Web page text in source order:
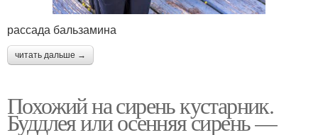
рассада бальзамина
читать дальше →
Похожий на сирень кустарник.
Буддлея или осенняя сирень —